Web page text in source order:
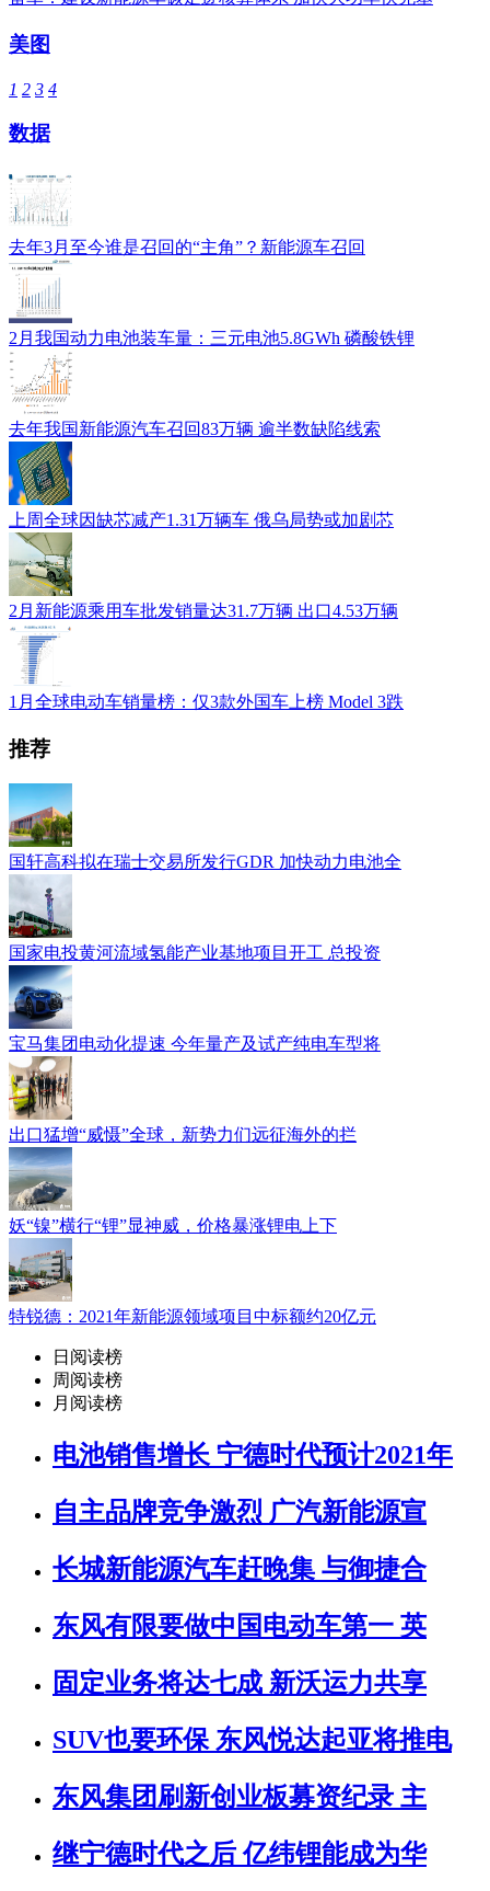
美图
1 2 3 4
数据
去年3月至今谁是召回的“主角”？新能源车召回
2月我国动力电池装车量：三元电池5.8GWh 磷酸铁锂
去年我国新能源汽车召回83万辆 逾半数缺陷线索
上周全球因缺芯减产1.31万辆车 俄乌局势或加剧芯
2月新能源乘用车批发销量达31.7万辆 出口4.53万辆
1月全球电动车销量榜：仅3款外国车上榜 Model 3跌
推荐
国轩高科拟在瑞士交易所发行GDR 加快动力电池全
国家电投黄河流域氢能产业基地项目开工 总投资
宝马集团电动化提速 今年量产及试产纯电车型将
出口猛增“威慑”全球，新势力们远征海外的拦
妖“镍”横行“锂”显神威，价格暴涨锂电上下
特锐德：2021年新能源领域项目中标额约20亿元
日阅读榜
周阅读榜
月阅读榜
电池销售增长 宁德时代预计2021年
自主品牌竞争激烈 广汽新能源宣
长城新能源汽车赶晚集 与御捷合
东风有限要做中国电动车第一 英
固定业务将达七成 新沃运力共享
SUV也要环保 东风悦达起亚将推电
东风集团刷新创业板募资纪录 主
继宁德时代之后 亿纬锂能成为华